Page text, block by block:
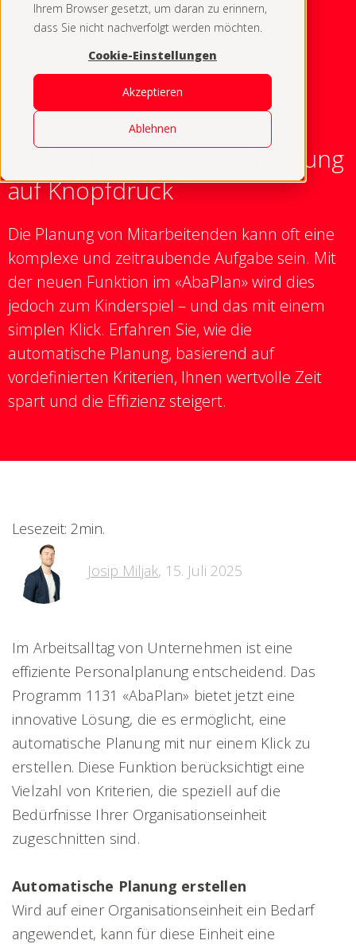
Ihrem Browser gesetzt, um daran zu erinnern,
dass Sie nicht nachverfolgt werden möchten.
Cookie-Einstellungen
Akzeptieren
Ablehnen
AXdigital HR
AbaPlan ab Version 2025:
Automatische Personalplanung
auf Knopfdruck
Die Planung von Mitarbeitenden kann oft eine
komplexe und zeitraubende Aufgabe sein. Mit
der neuen Funktion im «AbaPlan» wird dies
jedoch zum Kinderspiel – und das mit einem
simplen Klick. Erfahren Sie, wie die
automatische Planung, basierend auf
vordefinierten Kriterien, Ihnen wertvolle Zeit
spart und die Effizienz steigert.
Lesezeit: 2min.
Josip Miljak, 15. Juli 2025
Im Arbeitsalltag von Unternehmen ist eine
effiziente Personalplanung entscheidend. Das
Programm 1131 «AbaPlan» bietet jetzt eine
innovative Lösung, die es ermöglicht, eine
automatische Planung mit nur einem Klick zu
erstellen. Diese Funktion berücksichtigt eine
Vielzahl von Kriterien, die speziell auf die
Bedürfnisse Ihrer Organisationseinheit
zugeschnitten sind.
Automatische Planung erstellen
Wird auf einer Organisationseinheit ein Bedarf
angewendet, kann für diese Einheit eine